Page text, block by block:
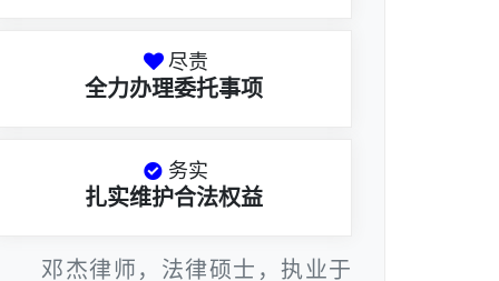
尽责
全力办理委托事项
务实
扎实维护合法权益
邓杰律师，法律硕士，执业于